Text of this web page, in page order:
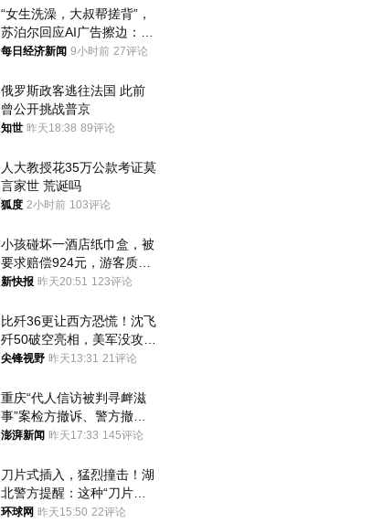
“女生洗澡，大叔帮搓背”，
苏泊尔回应AI广告擦边：视
频全下架，已强化内容管理
每日经济新闻 9小时前 27评论
俄罗斯政客逃往法国 此前
曾公开挑战普京
知世 昨天18:38 89评论
人大教授花35万公款考证莫
言家世 荒诞吗
狐度 2小时前 103评论
小孩碰坏一酒店纸巾盒，被
要求赔偿924元，游客质疑
酒店房客物品超高标价，市
新快报 昨天20:51 123评论
比歼36更让西方恐慌！沈飞
歼50破空亮相，美军没攻克
的技术被拿下
尖锋视野 昨天13:31 21评论
重庆“代人信访被判寻衅滋
事”案检方撤诉、警方撤
案，两被告人获国赔
澎湃新闻 昨天17:33 145评论
刀片式插入，猛烈撞击！湖
北警方提醒：这种“刀片超
车”，太危险了
环球网 昨天15:50 22评论